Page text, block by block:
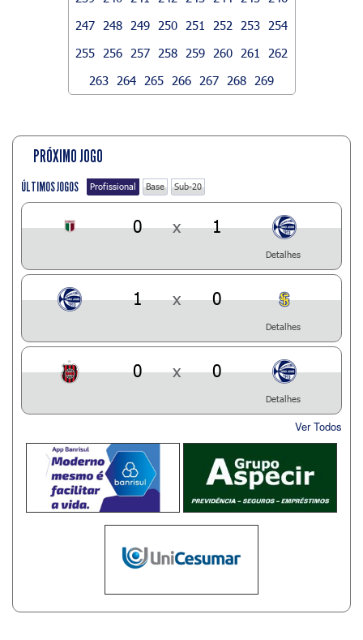
247
248 249 250 251 252 253
254
255
256 257 258 259 260 261
262
263
264 265 266 267 268 269
PRÓXIMO JOGO
ÚLTIMOS JOGOS Profissional Base Sub-20
0 x 1
Detalhes
1 x 0
Detalhes
0 x 0
Detalhes
Ver Todos